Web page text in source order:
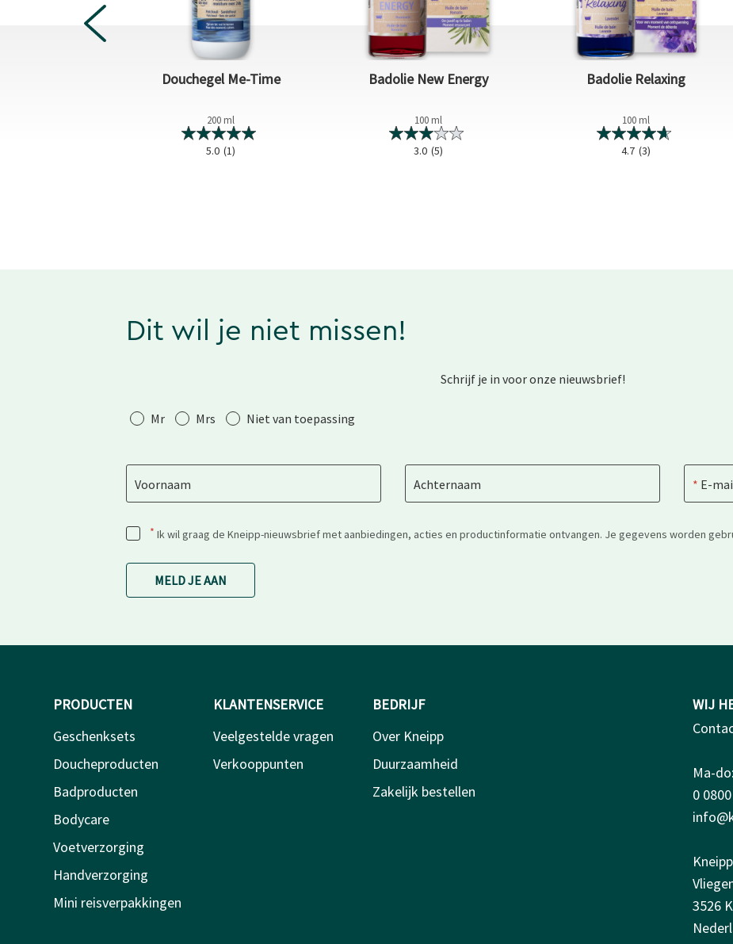
Douchegel Me-Time
200 ml
5.0 (1)
Badolie New Energy
100 ml
3.0 (5)
Badolie Relaxing
100 ml
4.7 (3)
Dit wil je niet missen!
Schrijf je in voor onze nieuwsbrief!
Aanhef
Mr Mrs Niet van toepassing
Voornaam Achternaam E-
* Ik wil graag de Kneipp-nieuwsbrief met aanbiedingen, acties en productinformatie ontvangen. Je gegevens worden
MELD JE AAN
PRODUCTEN
Geschenksets
Doucheproducten
Badproducten
Bodycare
Voetverzorging
Handverzorging
Mini reisverpakkingen
KLANTENSERVICE
Veelgestelde vragen
Verkooppunten
BEDRIJF
Over Kneipp
Duurzaamheid
Zakelijk bestellen
WIJ
Ma-
0
3526